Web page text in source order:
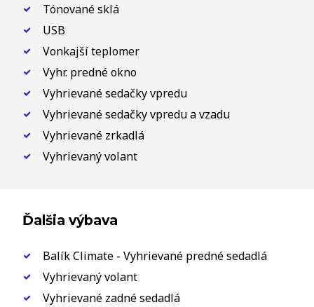
Tónované sklá
USB
Vonkajší teplomer
Vyhr. predné okno
Vyhrievané sedačky vpredu
Vyhrievané sedačky vpredu a vzadu
Vyhrievané zrkadlá
Vyhrievaný volant
Ďalšia výbava
Balík Climate - Vyhrievané predné sedadlá
Vyhrievaný volant
Vyhrievané zadné sedadlá